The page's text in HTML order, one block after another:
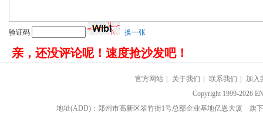
验证码 换一张
亲，还没评论呢！速度抢沙发吧！
官方网站 关于我们 联系我们
加入
Copyright 1999-2026
地址(ADD)：郑州市高新区翠竹街1号总部企业基地亿恩大厦 旗